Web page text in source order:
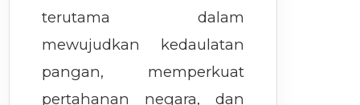
terutama dalam
mewujudkan kedaulatan
pangan, memperkuat
pertahanan negara, dan